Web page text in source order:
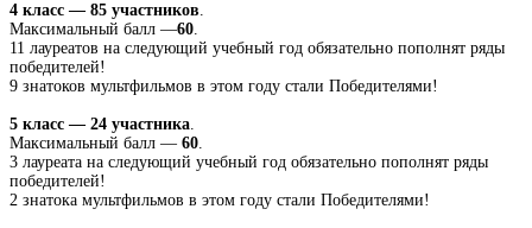
4 класс — 85 участников.
Максимальный балл —60.
11 лауреатов на следующий учебный год обязательно пополнят ряды
победителей!
9 знатоков мультфильмов в этом году стали Победителями!
5 класс — 24 участника.
Максимальный балл — 60.
3 лауреата на следующий учебный год обязательно пополнят ряды
победителей!
2 знатока мультфильмов в этом году стали Победителями!